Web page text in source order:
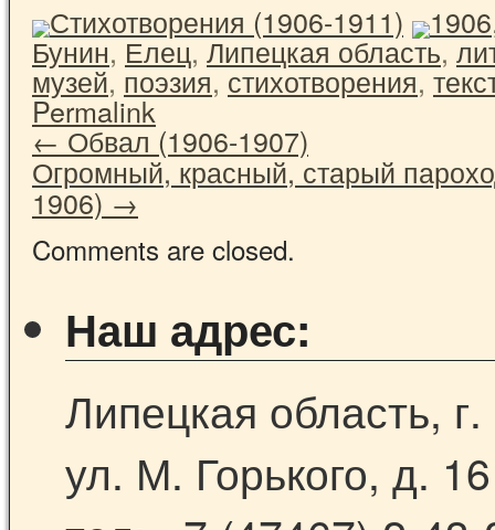
Стихотворения (1906-1911) 1906
Бунин,Елец,Липецкая область,
музей, поэзия,стихотворения,
Permalink
←Обвал (1906-1907)
Огромный, красный, старый
1906) →
Comments are closed.
Наш адрес:
Липецкая область,
ул. М. Горького, д. 16